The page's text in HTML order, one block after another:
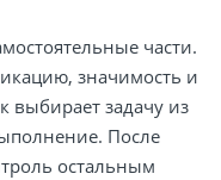
части.
значимость и
выбирает задачу из
После
остальным